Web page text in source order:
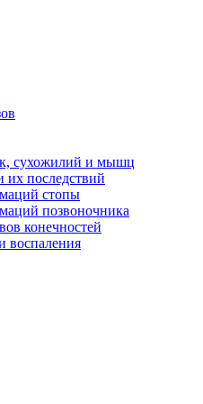
сухожилий и мышц
их последствий
стопы
позвоночника
конечностей
воспаления